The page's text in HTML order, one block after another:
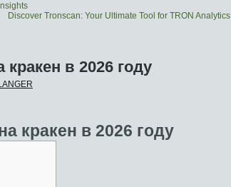
Discover Tronscan: Your Ultimate Tool for TRON Analytics
кракен в 2026 году
кракен в 2026 году